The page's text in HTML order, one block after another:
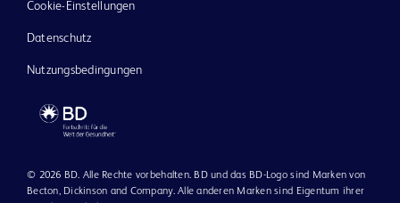
Cookie-Einstellungen
Datenschutz
Nutzungsbedingungen
© 2026 BD. Alle Rechte vorbehalten. BD und das BD-Logo sind Marken von
Becton, Dickinson and Company. Alle anderen Marken sind Eigentum ihrer